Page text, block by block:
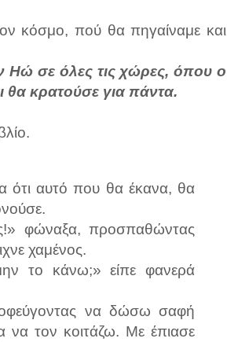
κόσμο, πού θα πηγαίναμε και
Ηώ σε όλες τις χώρες, όπου ο
θα κρατούσε για πάντα.
ότι αυτό που θα έκανα, θα
φώναξα, προσπαθώντας
χαμένος.
το κάνω;» είπε φανερά
να δώσω σαφή
τον κοιτάζω. Με έπιασε